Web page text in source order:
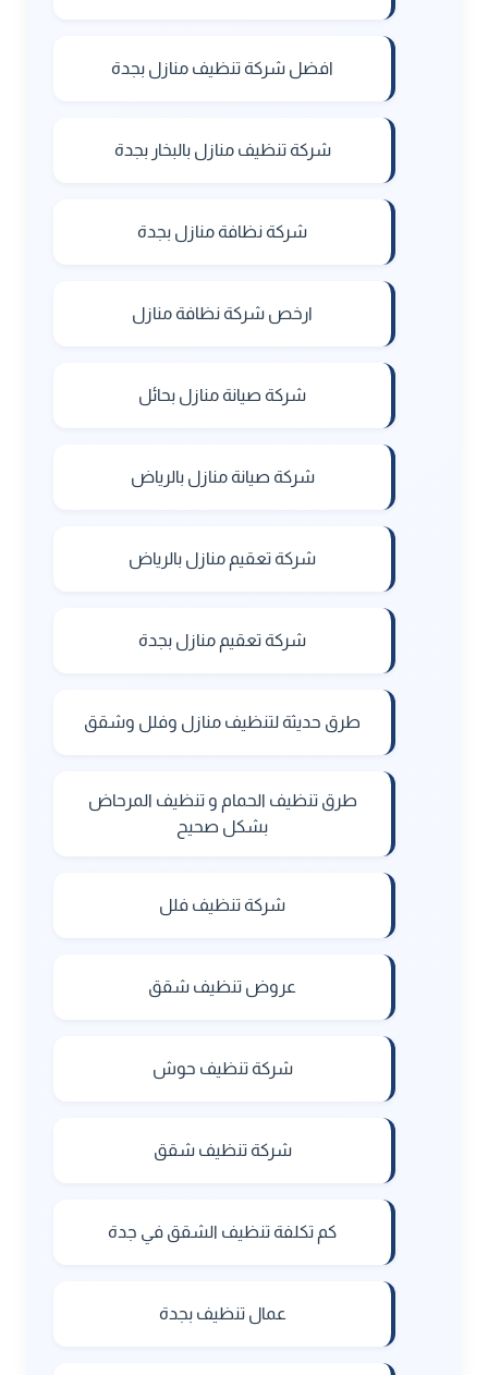
افضل شركة تنظيف منازل بجدة
شركة تنظيف منازل بالبخار بجدة
شركة نظافة منازل بجدة
ارخص شركة نظافة منازل
شركة صيانة منازل بحائل
شركة صيانة منازل بالرياض
شركة تعقيم منازل بالرياض
شركة تعقيم منازل بجدة
طرق حديثة لتنظيف منازل وفلل وشقق
طرق تنظيف الحمام و تنظيف المرحاض
بشكل صحيح
شركة تنظيف فلل
عروض تنظيف شقق
شركة تنظيف حوش
شركة تنظيف شقق
كم تكلفة تنظيف الشقق في جدة
عمال تنظيف بجدة